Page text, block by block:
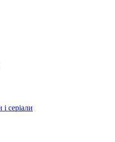
і серіали